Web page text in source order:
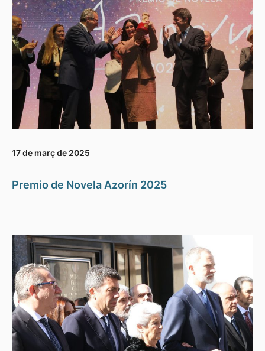
17 de març de 2025
Premio de Novela Azorín 2025